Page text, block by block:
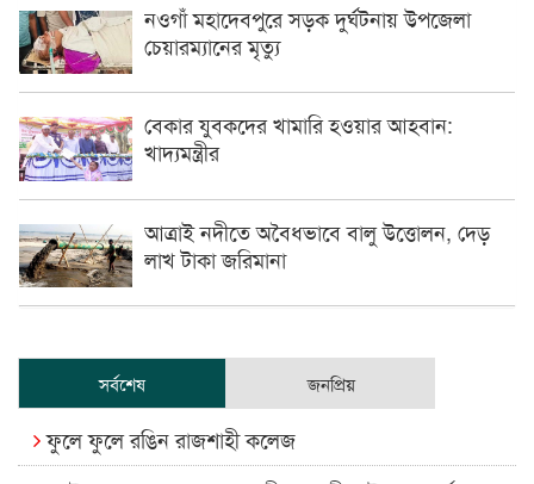
নওগাঁ মহাদেবপুরে সড়ক দুর্ঘটনায় উপজেলা
চেয়ারম্যানের মৃত্যু
বেকার যুবকদের খামারি হওয়ার আহবান:
খাদ্যমন্ত্রীর
আত্রাই নদীতে অবৈধভাবে বালু উত্তোলন, দেড়
লাখ টাকা জরিমানা
সর্বশেষ জনপ্রিয়
ফুলে ফুলে রঙিন রাজশাহী কলেজ